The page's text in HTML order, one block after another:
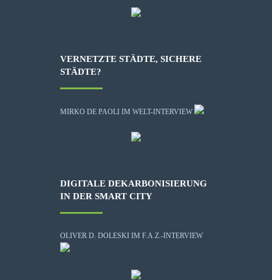
VERNETZTE STÄDTE, SICHERE
STÄDTE?
MIRKO DE PAOLI IM WELT-INTERVIEW
DIGITALE DEKARBONISIERUNG
IN DER SMART CITY
OLIVER D. DOLESKI IM F.A.Z.-INTERVIEW